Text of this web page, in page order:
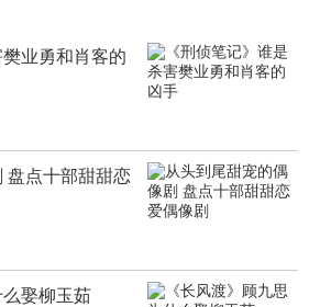
樊业勇和肖客的
盘点十部甜甜恋
么娶柳玉茹